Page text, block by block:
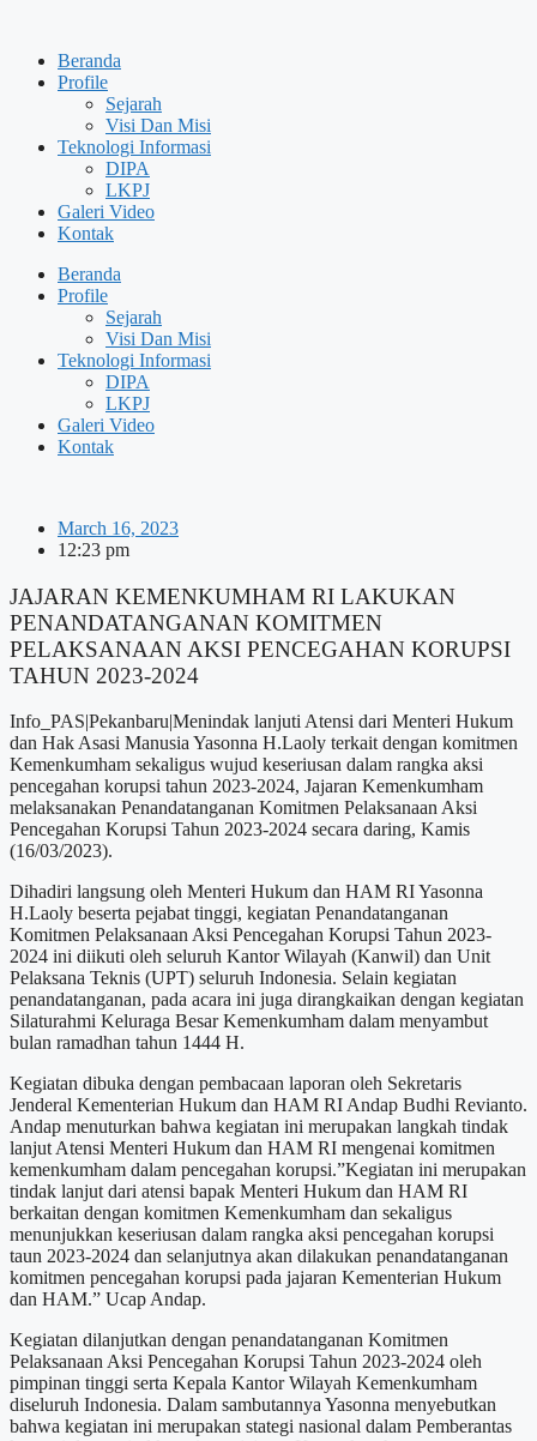
contentBeranda
Profile
Sejarah
Visi Dan Misi
Teknologi Informasi
DIPA
LKPJ
Galeri Video
Kontak
Beranda
Profile
Sejarah
Visi Dan Misi
Teknologi Informasi
DIPA
LKPJ
Galeri Video
Kontak
March 16, 2023
12:23 pm
JAJARAN KEMENKUMHAM RI LAKUKAN
PENANDATANGANAN KOMITMEN
PELAKSANAAN AKSI PENCEGAHAN KORUPSI
TAHUN 2023-2024
Info_PAS|Pekanbaru|Menindak lanjuti Atensi dari Menteri Hukum
dan Hak Asasi Manusia Yasonna H.Laoly terkait dengan komitmen
Kemenkumham sekaligus wujud keseriusan dalam rangka aksi
pencegahan korupsi tahun 2023-2024, Jajaran Kemenkumham
melaksanakan Penandatanganan Komitmen Pelaksanaan Aksi
Pencegahan Korupsi Tahun 2023-2024 secara daring, Kamis
(16/03/2023).
Dihadiri langsung oleh Menteri Hukum dan HAM RI Yasonna
H.Laoly beserta pejabat tinggi, kegiatan Penandatanganan
Komitmen Pelaksanaan Aksi Pencegahan Korupsi Tahun 2023-
2024 ini diikuti oleh seluruh Kantor Wilayah (Kanwil) dan Unit
Pelaksana Teknis (UPT) seluruh Indonesia. Selain kegiatan
penandatanganan, pada acara ini juga dirangkaikan dengan kegiatan
Silaturahmi Keluraga Besar Kemenkumham dalam menyambut
bulan ramadhan tahun 1444 H.
Kegiatan dibuka dengan pembacaan laporan oleh Sekretaris
Jenderal Kementerian Hukum dan HAM RI Andap Budhi Revianto.
Andap menuturkan bahwa kegiatan ini merupakan langkah tindak
lanjut Atensi Menteri Hukum dan HAM RI mengenai komitmen
kemenkumham dalam pencegahan korupsi.”Kegiatan ini merupakan
tindak lanjut dari atensi bapak Menteri Hukum dan HAM RI
berkaitan dengan komitmen Kemenkumham dan sekaligus
menunjukkan keseriusan dalam rangka aksi pencegahan korupsi
taun 2023-2024 dan selanjutnya akan dilakukan penandatanganan
komitmen pencegahan korupsi pada jajaran Kementerian Hukum
dan HAM.” Ucap Andap.
Kegiatan dilanjutkan dengan penandatanganan Komitmen
Pelaksanaan Aksi Pencegahan Korupsi Tahun 2023-2024 oleh
pimpinan tinggi serta Kepala Kantor Wilayah Kemenkumham
diseluruh Indonesia. Dalam sambutannya Yasonna menyebutkan
bahwa kegiatan ini merupakan stategi nasional dalam Pemberantas